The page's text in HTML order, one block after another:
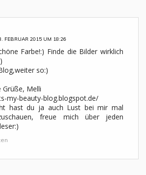
FEBRUAR 2015 UM 18:26
Farbe!:) Finde die Bilder wirklich
so:)
Grüße, Melli
my-beauty-blog.blogspot.de/
hast du ja auch Lust bei mir mal
freue mich über jeden